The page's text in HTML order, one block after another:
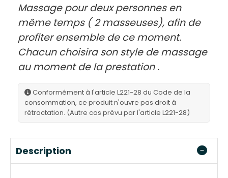
Massage pour deux personnes en
même temps ( 2 masseuses), afin de
profiter ensemble de ce moment.
Chacun choisira son style de massage
au moment de la prestation .
Conformément à l'article L221-28 du Code de la
consommation, ce produit n'ouvre pas droit à
rétractation. (Autre cas prévu par l'article L221-28)
Description